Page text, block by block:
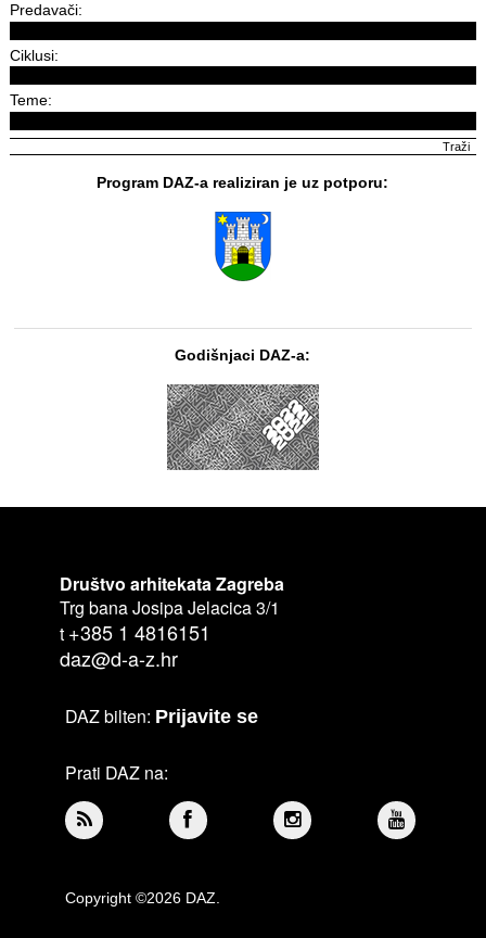
Predavači:
Ciklusi:
Teme:
Program DAZ-a realiziran je uz potporu:
Godišnjaci DAZ-a:
Društvo arhitekata Zagreba
Trg bana Josipa Jelacica 3/1
t +385 1 4816151
daz@d-a-z.hr
DAZ bilten: Prijavite se
Prati DAZ na:
Copyright ©2026 DAZ.